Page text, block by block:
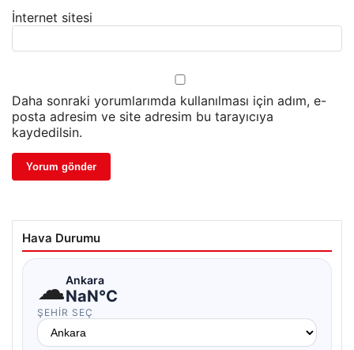
İnternet sitesi
Daha sonraki yorumlarımda kullanılması için adım, e-
posta adresim ve site adresim bu tarayıcıya
kaydedilsin.
Hava Durumu
☁Ankara
NaN°C
ŞEHIR SEÇ